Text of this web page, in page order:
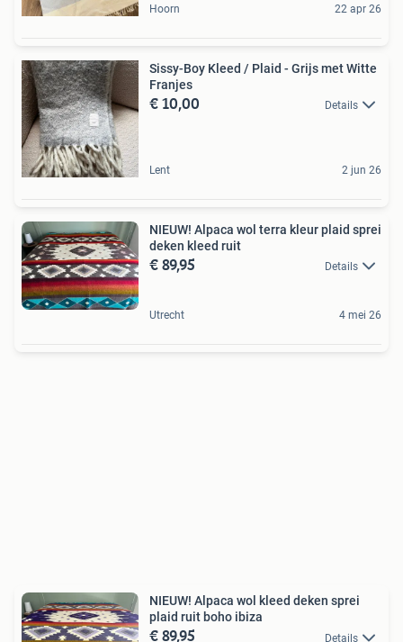
Hoorn 22 apr 26
Sissy-Boy Kleed / Plaid - Grijs met Witte
Franjes
€ 10,00 Details
Lent 2 jun 26
NIEUW! Alpaca wol terra kleur plaid sprei
deken kleed ruit
€ 89,95 Details
Utrecht 4 mei 26
NIEUW! Alpaca wol kleed deken sprei
plaid ruit boho ibiza
€ 89,95 Details